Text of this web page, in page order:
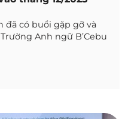
đã có buổi gặp gỡ và
Anh ngữ B’Cebu